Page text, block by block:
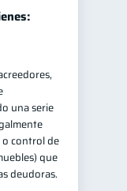
una serie
o control de
que
deudoras.